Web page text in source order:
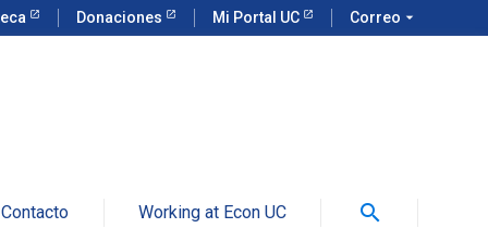
Donaciones Mi Portal UC Correo arrow_drop_down
Contacto Working at Econ UC search